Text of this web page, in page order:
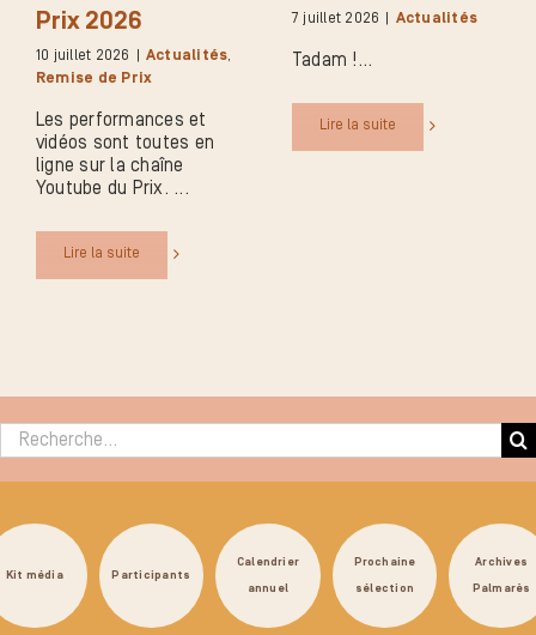
Prix 2026
10 juillet 2026 Actualités,
Remise de Prix
Les performances et
vidéos sont toutes en
ligne sur la chaîne
Youtube du Prix.
Lire la suite
7 juillet 2026 Actualités
Tadam !
Lire la suite
Rechercher :
Kit média Participants
Calendrier
annuel
Prochaine
sélection
Archives
Palmarès